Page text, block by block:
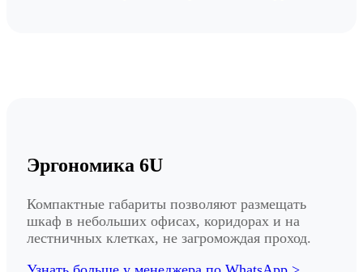
Эргономика 6U
Компактные габариты позволяют размещать
шкаф в небольших офисах, коридорах и на
лестничных клетках, не загромождая проход.